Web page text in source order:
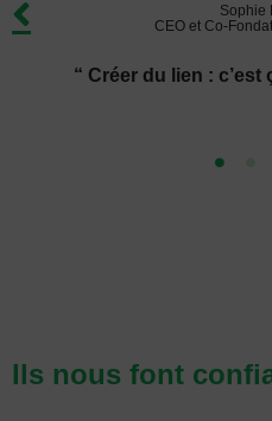
Sophie
CEO et Co-
“ Créer du lien : c’est
Ils nous font